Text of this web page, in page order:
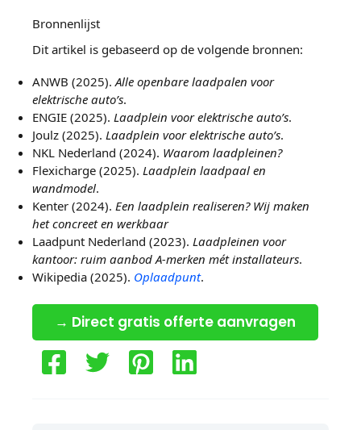
Bronnenlijst
Dit artikel is gebaseerd op de volgende bronnen:
ANWB (2025).Alle openbare laadpalen voor
elektrische auto’s.
ENGIE (2025). Laadplein voor elektrische auto’s.
Joulz (2025). Laadplein voor elektrische auto’s.
NKL Nederland (2024). Waarom laadpleinen?
Flexicharge (2025). Laadplein laadpaal en
wandmodel.
Kenter (2024). Een laadplein realiseren? Wij maken
het concreet en werkbaar
Laadpunt Nederland (2023). Laadpleinen voor
kantoor: ruim aanbod A-merken mét installateurs.
Wikipedia (2025). Oplaadpunt.
→ Direct gratis offerte aanvragen